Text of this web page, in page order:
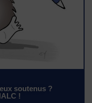
soutenus ?
!